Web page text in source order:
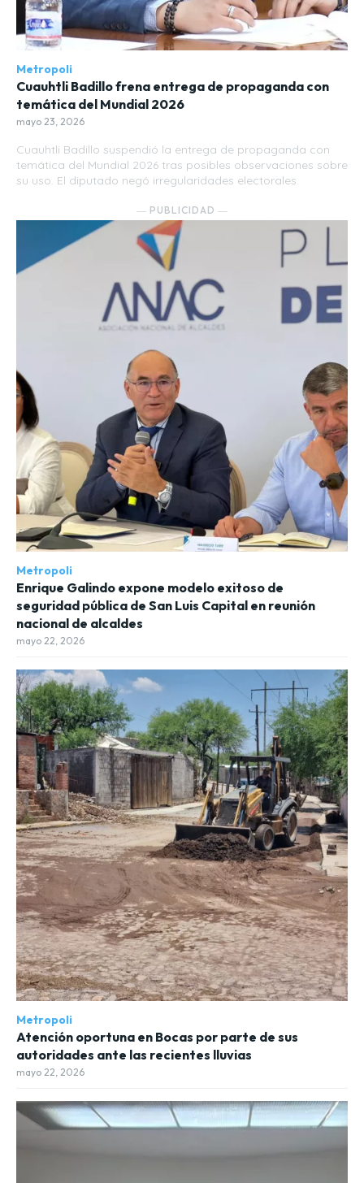
Metropoli
Cuauhtli Badillo frena entrega de propaganda con
temática del Mundial 2026
mayo 23, 2026
Cuauhtli Badillo suspendió la entrega de propaganda con
temática del Mundial 2026 tras posibles observaciones sobre
su uso. El diputado negó irregularidades electorales.
― PUBLICIDAD ―
Metropoli
Enrique Galindo expone modelo exitoso de
seguridad pública de San Luis Capital en reunión
nacional de alcaldes
mayo 22, 2026
Metropoli
Atención oportuna en Bocas por parte de sus
autoridades ante las recientes lluvias
mayo 22, 2026